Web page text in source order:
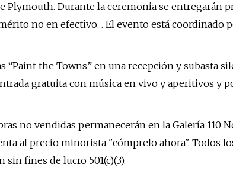
Plymouth. Durante la ceremonia se entregarán
no en efectivo. . El evento está coordinado
the Towns” en una recepción y subasta
gratuita con música en vivo y aperitivos y
no vendidas permanecerán en la Galería 110
al precio minorista "cómprelo ahora". Todos
fines de lucro 501(c)(3).